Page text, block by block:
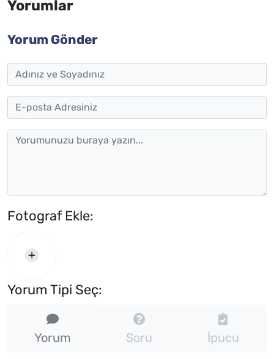
Yorumlar
Yorum Gönder
Fotograf Ekle:
Yorum Tipi Seç:
Yorum Soru İpucu